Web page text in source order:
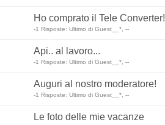
Ho comprato il Tele Converter!
-1 Risposte: Ultimo di Guest__*, --
Api.. al lavoro...
-1 Risposte: Ultimo di Guest__*, --
Auguri al nostro moderatore!
-1 Risposte: Ultimo di Guest__*, --
Le foto delle mie vacanze